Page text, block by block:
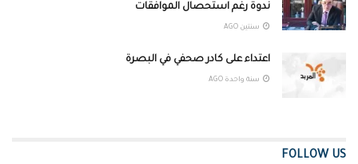
ندوة رغم استحصال الموافقات
سنتين AGO
اعتداء على كادر صحفي في البصرة
سنة واحدة AGO
FOLLOW US